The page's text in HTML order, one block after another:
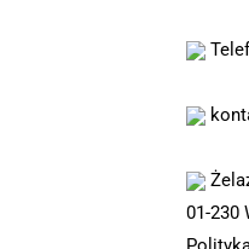
01-230